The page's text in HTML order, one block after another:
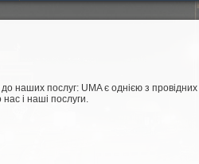
наших послуг: UMA є однією з
і наші послуги.